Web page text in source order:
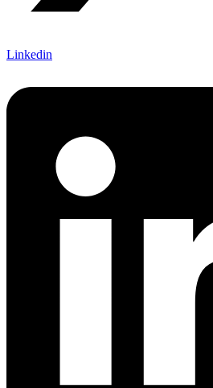
Linkedin